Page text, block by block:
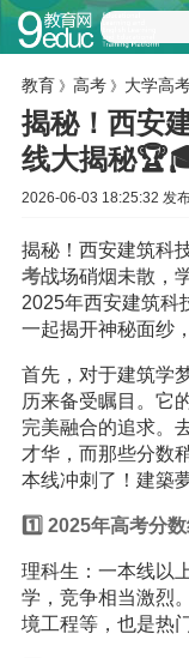
教育 》 高考》 大学高
揭秘！西安
线大揭秘
2026-06-03 18:25:32 发
揭秘！西安建筑科
考战场硝烟未散，
2025年西安建筑科
一起揭开神秘面纱
首先，对于建筑学
历来备受瞩目。它
完美融合的追求。
才华，而那些分数
本线冲刺了！建築
1️⃣ 2025年高考分数
理科生：一本线以
学，竞争相当激烈
境工程等，也是热